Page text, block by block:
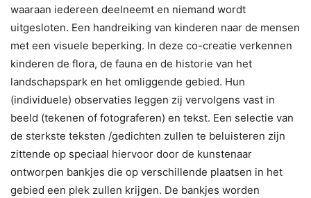
waaraan iedereen deelneemt en niemand wordt
uitgesloten. Een handreiking van kinderen naar de mensen
met een visuele beperking. In deze co-creatie verkennen
kinderen de flora, de fauna en de historie van het
landschapspark en het omliggende gebied. Hun
(individuele) observaties leggen zij vervolgens vast in
beeld (tekenen of fotograferen) en tekst. Een selectie van
de sterkste teksten /gedichten zullen te beluisteren zijn
zittende op speciaal hiervoor door de kunstenaar
ontworpen bankjes die op verschillende plaatsen in het
gebied een plek zullen krijgen. De bankjes worden